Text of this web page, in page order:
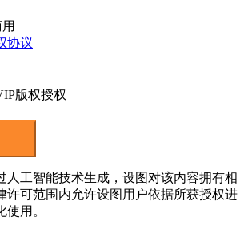
协议
版权授权
人工智能技术生成，设图对该内容拥有相
许可范围内允许设图用户依据所获授权进
用。